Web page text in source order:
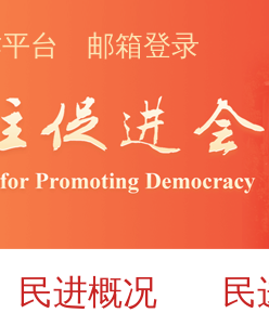
台 邮箱登录
民进概况
民